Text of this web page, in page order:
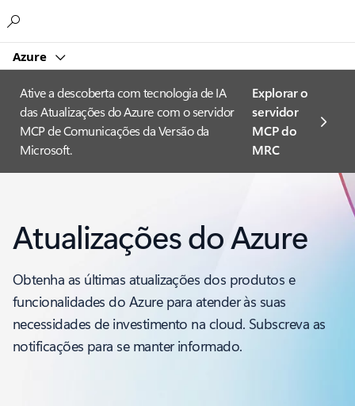
Azure
Ative a descoberta com tecnologia de IA
das Atualizações do Azure com o servidor
MCP de Comunicações da Versão da
Microsoft.
Explorar o
servidor
MCP do
MRC
Atualizações do Azure
Obtenha as últimas atualizações dos produtos e
funcionalidades do Azure para atender às suas
necessidades de investimento na cloud. Subscreva as
notificações para se manter informado.